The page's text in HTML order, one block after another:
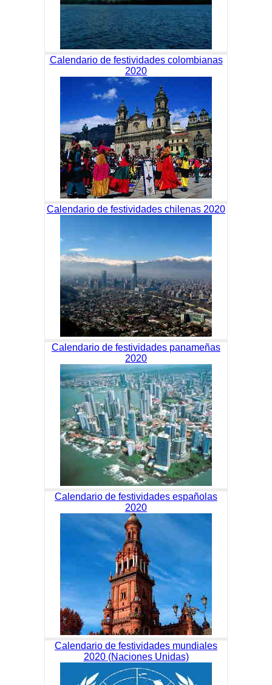
Calendario de festividades colombianas
2020
Calendario de festividades chilenas 2020
Calendario de festividades panameñas
2020
Calendario de festividades españolas
2020
Calendario de festividades mundiales
2020 (Naciones Unidas)